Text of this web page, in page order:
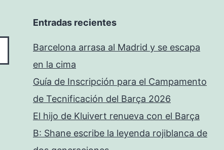
Entradas recientes
Barcelona arrasa al Madrid y se escapa
en la cima
Guía de Inscripción para el Campamento
de Tecnificación del Barça 2026
El hijo de Kluivert renueva con el Barça
B: Shane escribe la leyenda rojiblanca de